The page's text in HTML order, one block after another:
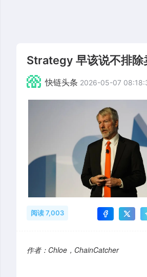
Strategy 早该说不排除
快链头条 2026-05-07
阅读 7,003
作者：Chloe，ChainCatcher